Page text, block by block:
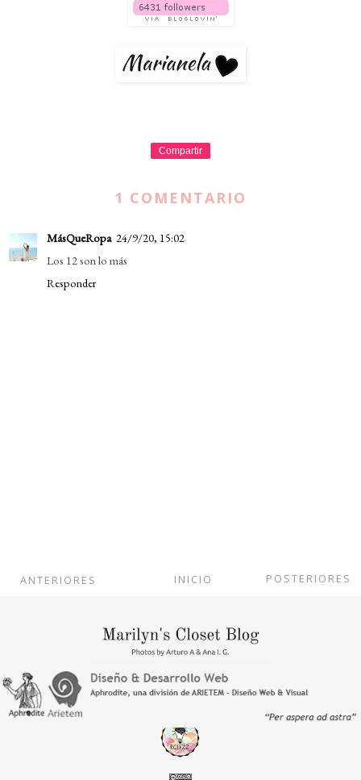
Compartir
1 COMENTARIO
MásQueRopa 24/9/20, 15:02
Los 12 son lo más
Responder
POSTERIORES
INICIO
ANTERIORES